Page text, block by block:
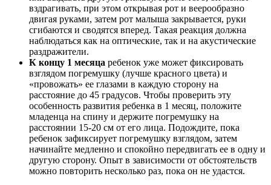
вздрагивать, при этом открывая рот и веерообразно
двигая руками, затем рот малыша закрывается, руки
сгибаются и сводятся вперед. Такая реакция должна
наблюдаться как на оптические, так и на акустические
раздражители.
К концу 1 месяца ребенок уже может фиксировать
взглядом погремушку (лучше красного цвета) и
«провожать» ее глазами в каждую сторону на
расстояние до 45 градусов. Чтобы проверить эту
особенность развития ребенка в 1 месяц, положите
младенца на спину и держите погремушку на
расстоянии 15-20 см от его лица. Подождите, пока
ребенок зафиксирует погремушку взглядом, затем
начинайте медленно и спокойно передвигать ее в одну и
другую сторону. Опыт в зависимости от обстоятельств
можно повторить несколько раз, пока он не удастся.